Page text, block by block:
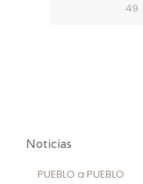
49
Noticias
PUEBLO a PUEBLO